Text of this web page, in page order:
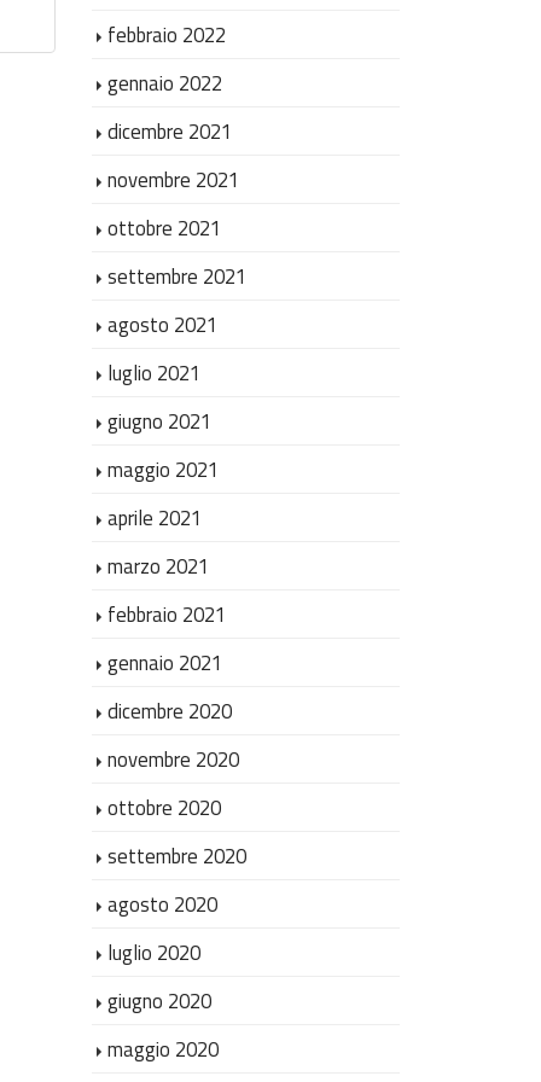
febbraio 2022
gennaio 2022
dicembre 2021
novembre 2021
ottobre 2021
settembre 2021
agosto 2021
luglio 2021
giugno 2021
maggio 2021
aprile 2021
marzo 2021
febbraio 2021
gennaio 2021
dicembre 2020
novembre 2020
ottobre 2020
settembre 2020
agosto 2020
luglio 2020
giugno 2020
maggio 2020